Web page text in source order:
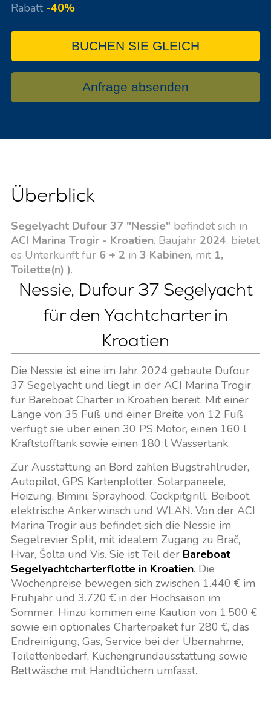
Rabatt -40%
BUCHEN SIE GLEICH
Anfrage absenden
Überblick
Segelyacht Dufour 37 "Nessie" befindet sich in
ACI Marina Trogir - Kroatien. Baujahr 2024, bietet
es Unterkunft für 6 + 2 in 3 Kabinen, mit 1,
Toilette(n) ).
Nessie, Dufour 37 Segelyacht
für den Yachtcharter in
Kroatien
Die Nessie ist eine im Jahr 2024 gebaute Dufour
37 Segelyacht und liegt in der ACI Marina Trogir
für Bareboat Charter in Kroatien bereit. Mit einer
Länge von 35 Fuß und einer Breite von 12 Fuß
verfügt sie über einen 30 PS Motor, einen 160 l
Kraftstofftank sowie einen 180 l Wassertank.
Zur Ausstattung an Bord zählen Bugstrahlruder,
Autopilot, GPS Kartenplotter, Solarpaneele,
Heizung, Bimini, Sprayhood, Cockpitgrill, Beiboot,
elektrische Ankerwinsch und WLAN. Von der ACI
Marina Trogir aus befindet sich die Nessie im
Segelrevier Split, mit idealem Zugang zu Brač,
Hvar, Šolta und Vis. Sie ist Teil der Bareboat
Segelyachtcharterflotte in Kroatien. Die
Wochenpreise bewegen sich zwischen 1.440 € im
Frühjahr und 3.720 € in der Hochsaison im
Sommer. Hinzu kommen eine Kaution von 1.500 €
sowie ein optionales Charterpaket für 280 €, das
Endreinigung, Gas, Service bei der Übernahme,
Toilettenbedarf, Küchengrundausstattung sowie
Bettwäsche mit Handtüchern umfasst.